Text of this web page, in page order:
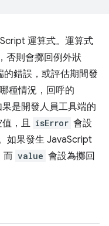
運算式。運算式
否則會擲回例外狀
錯誤，或評估期間發
種情況，回呼的
果是開發人員工具端的
，且 isError 會設
如果發生 JavaScript
而 value 會設為擲回